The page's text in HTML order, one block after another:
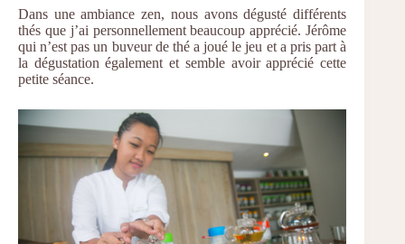
Dans une ambiance zen, nous avons dégusté différents
thés que j’ai personnellement beaucoup apprécié. Jérôme
qui n’est pas un buveur de thé a joué le jeu et a pris part à
la dégustation également et semble avoir apprécié cette
petite séance.